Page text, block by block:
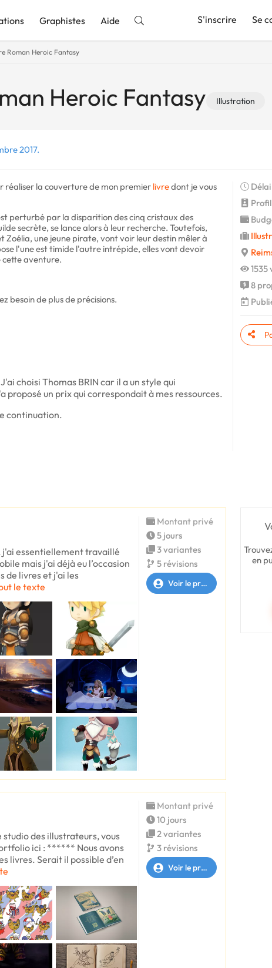
Graphistes Aide S'inscrire Se
Roman Heroic Fantasy
Heroic Fantasy Illustration
2017.
réaliser la couverture de mon premier livredont je vous
perturbé par la disparition des cinq cristaux des
secrète, se lance alors à leur recherche. Toutefois,
Zoélia, une jeune pirate, vont voir leur destin mêler à
l'une est timide l'autre intrépide, elles vont devoir
aventure.
besoin de plus de précisions.
choisi Thomas BRIN car il a un style qui
proposé un prix qui correspondait à mes ressources.
continuation.
Délai
1535
8
en
j'ai essentiellement travaillé
mais j'ai déjà eu l’occasion
de livres et j'ai les
le texte
Montant privé
5 jours
3 variantes
5 révisions
Voir le profil
studio des illustrateurs, vous
ici : ****** Nous avons
livres. Serait il possible d’en
Montant privé
10 jours
2 variantes
3 révisions
Voir le profil